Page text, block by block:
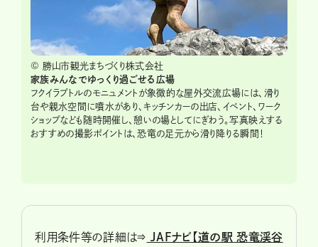
© 勝山市観光まちづくり株式会社
家族みんなでゆっくり過ごせる広場
フクイラプトルのモニュメントが象徴的な屋外交流広場には、滑り
台や親水空間に噴水があり、キッチンカーの出店、イベント、ワーク
ショップなども随時開催し、憩いの場としてにぎわう。写真映えする
おすすめの撮影ポイントは、恐竜の足元から滑り降りる瞬間！
利用条件等の詳細は⇒
JAFナビ【道の駅 恐竜渓谷